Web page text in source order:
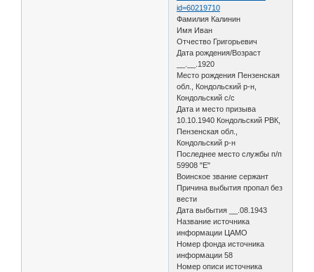
id=60219710
Фамилия Калинин
Имя Иван
Отчество Григорьевич
Дата рождения/Возраст
__.__.1920
Место рождения Пензенская
обл., Кондольский р-н,
Кондольский с/с
Дата и место призыва
10.10.1940 Кондольский РВК,
Пензенская обл.,
Кондольский р-н
Последнее место службы п/п
59908 "Е"
Воинское звание сержант
Причина выбытия пропал без
вести
Дата выбытия __.08.1943
Название источника
информации ЦАМО
Номер фонда источника
информации 58
Номер описи источника